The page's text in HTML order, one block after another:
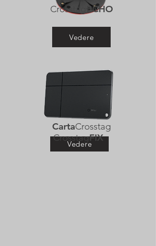
Vedere
CartaCrosstag
Vedere
Crosstag ECHO
CrosstagFIX